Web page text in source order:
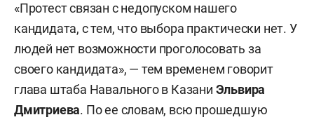
«Протест связан с недопуском нашего
кандидата, с тем, что выбора практически нет. У
людей нет возможности проголосовать за
своего кандидата», — тем временем говорит
глава штаба Навального в Казани Эльвира
Дмитриева. По ее словам, всю прошедшую